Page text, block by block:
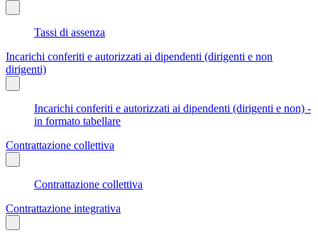
Tassi di assenza
Incarichi conferiti e autorizzati ai dipendenti (dirigenti e non
dirigenti)
Incarichi conferiti e autorizzati ai dipendenti (dirigenti e non) -
in formato tabellare
Contrattazione collettiva
Contrattazione collettiva
Contrattazione integrativa